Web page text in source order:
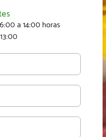
a 14:00 horas